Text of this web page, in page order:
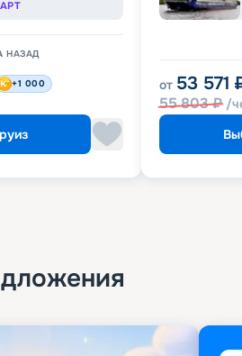
НАЗАД
+1 000 от 53 571
55 803₽ /